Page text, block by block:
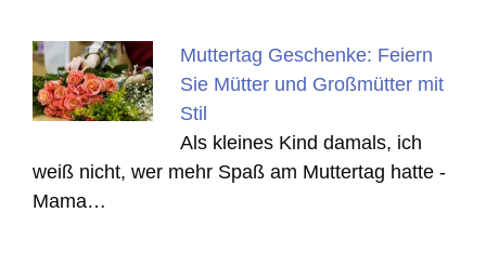
Muttertag Geschenke: Feiern
Sie Mütter und Großmütter mit
Stil
Als kleines Kind damals, ich
weiß nicht, wer mehr Spaß am Muttertag hatte -
Mama…